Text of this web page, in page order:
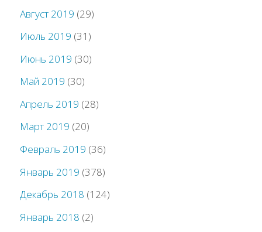
Август 2019 (29)
Июль 2019 (31)
Июнь 2019 (30)
Май 2019 (30)
Апрель 2019 (28)
Март 2019 (20)
Февраль 2019 (36)
Январь 2019 (378)
Декабрь 2018 (124)
Январь 2018 (2)